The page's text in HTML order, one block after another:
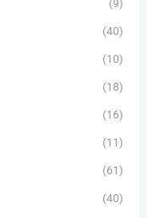
(9)
(40)
(10)
(18)
(16)
(11)
(61)
(40)